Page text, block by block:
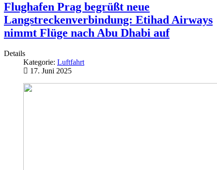
Flughafen Prag begrüßt neue
Langstreckenverbindung: Etihad Airways
nimmt Flüge nach Abu Dhabi auf
Details
Kategorie: Luftfahrt
17. Juni 2025